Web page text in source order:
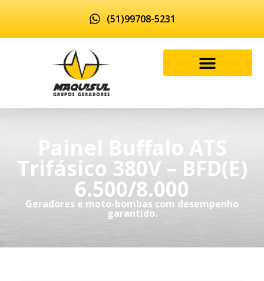
(51)99708-5231
Painel Buffalo ATS
Trifásico 380V – BFD(E)
6.500/8.000
Geradores e moto-bombas com desempenho
garantido.